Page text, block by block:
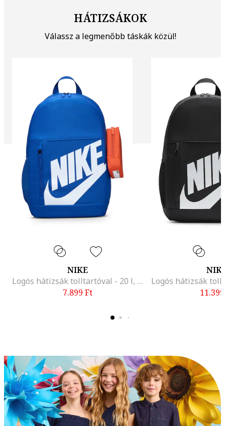
HÁTIZSÁKOK
Válassz a legmenőbb táskák közül!
NIKE
Logós hátizsák tolltartóval - 20 l, Fehér/Királykék
7.899 Ft 11.399